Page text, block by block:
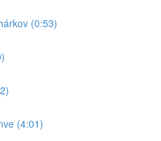
(0:53)
(4:01)